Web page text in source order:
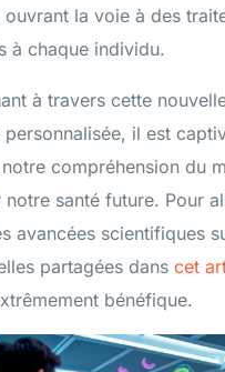
ouvrant la voie à des
à chaque individu.
à travers cette
personnalisée, il est
compréhension du
notre santé future. Pour
avancées scientifiques
partagées danscet
bénéfique.